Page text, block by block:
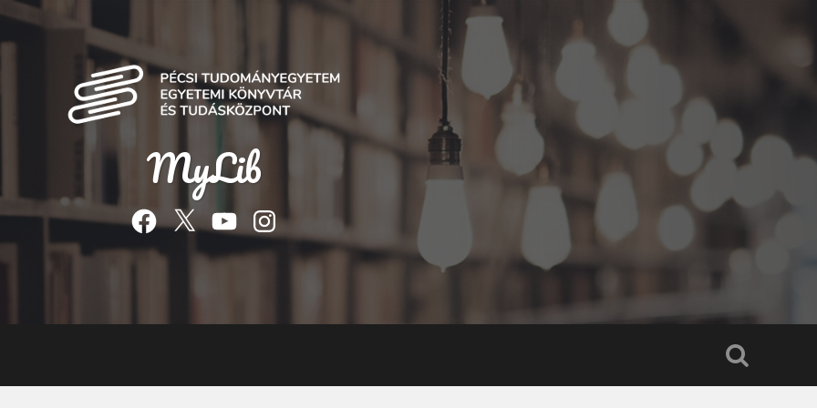
MyLib
Facebook
TwitterYouTube
Instagram